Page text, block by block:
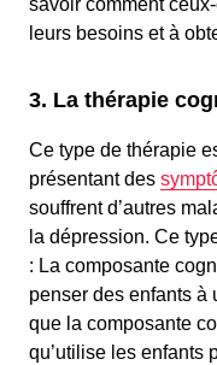
leurs besoins et à
3. La thérapie
Ce type de thérapie
présentant des
souffrent d’autres
la dépression. Ce
: La composante
penser des enfants à
que la composante
qu’utilise les enfants